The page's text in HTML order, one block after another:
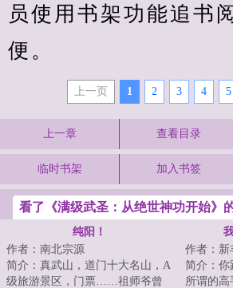
员使用书架功能追书
便。
上一页 1 2 3 4 5
上一章 查看目录
临时书架 加入书签
看了《满级武圣：从绝世神功开始》
纯阳！
作者：南北宗源
简介：真武山，道门十大名山，A
级旅游景区，门票……祖师爷曾
作者：新
简介：你
所谓的高